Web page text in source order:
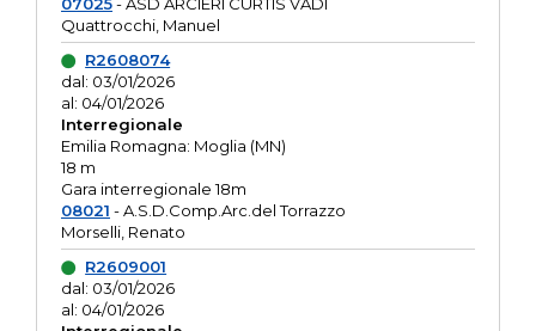
Quattrocchi, Manuel
R2608074
dal: 03/01/2026
al: 04/01/2026
Interregionale
Emilia Romagna: Moglia (MN)
18 m
Gara interregionale 18m
08021 - A.S.D.Comp.Arc.del Torrazzo
Morselli, Renato
R2609001
dal: 03/01/2026
al: 04/01/2026